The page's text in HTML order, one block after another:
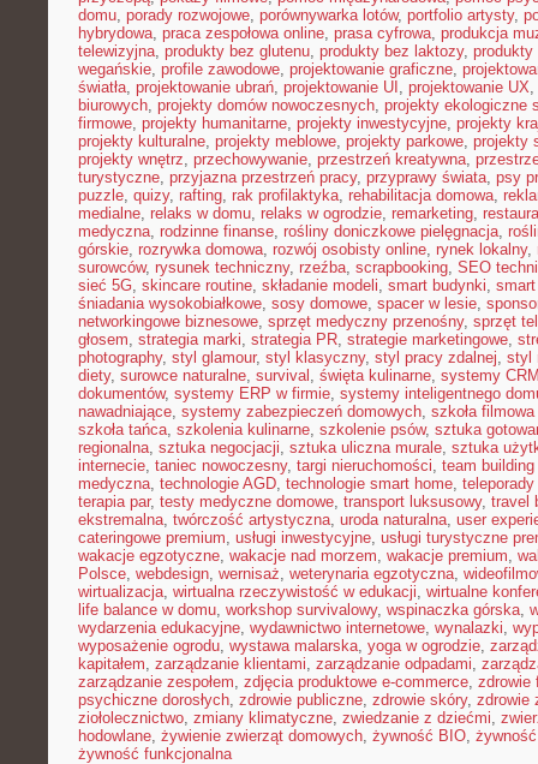
domu, porady rozwojowe, porównywarka lotów, portfolio artysty,
hybrydowa, praca zespołowa online, prasa cyfrowa, produkcja
telewizyjna, produkty bez glutenu, produkty bez laktozy, produkty
wegańskie, profile zawodowe, projektowanie graficzne,
światła, projektowanie ubrań, projektowanie UI , projektowanie UX,
biurowych, projekty domów nowoczesnych, projekty ekologiczne
firmowe, projekty humanitarne, projekty inwestycyjne, projekty
projekty kulturalne, projekty meblowe, projekty parkowe, projekty
projekty wnętrz, przechowywanie, przestrzeń kreatywna,
turystyczne, przyjazna przestrzeń pracy, przyprawy świata, psy
puzzle, quizy, rafting, rak profilaktyka, rehabilitacja domowa,
medialne, relaks w domu, relaks w ogrodzie, remarketing,
medyczna, rodzinne finanse, rośliny doniczkowe pielęgnacja,
górskie, rozrywka domowa, rozwój osobisty online, rynek lokalny,
surowców, rysunek techniczny, rzeźba, scrapbooking, SEO
sieć 5G, skincare routine, składanie modeli, smart budynki,
śniadania wysokobiałkowe, sosy domowe, spacer w lesie,
networkingowe biznesowe, sprzęt medyczny przenośny, sprzęt
głosem, strategia marki, strategia PR, strategie marketingowe,
photography, styl glamour, styl klasyczny, styl pracy zdalnej, styl
diety, surowce naturalne, survival , święta kulinarne, systemy
dokumentów, systemy ERP w firmie, systemy inteligentnego
nawadniające, systemy zabezpieczeń domowych, szkoła
szkoła tańca, szkolenia kulinarne, szkolenie psów, sztuka
regionalna, sztuka negocjacji, sztuka uliczna murale, sztuka
internecie, taniec nowoczesny, targi nieruchomości, team
medyczna, technologie AGD, technologie smart home,
terapia par, testy medyczne domowe, transport luksusowy, travel
ekstremalna, twórczość artystyczna, uroda naturalna, user
cateringowe premium, usługi inwestycyjne, usługi turystyczne
wakacje egzotyczne, wakacje nad morzem, wakacje premium,
Polsce, webdesign, wernisaż, weterynaria egzotyczna,
wirtualizacja, wirtualna rzeczywistość w edukacji, wirtualne
life balance w domu, workshop survivalowy, wspinaczka górska,
wydarzenia edukacyjne, wydawnictwo internetowe, wynalazki,
wyposażenie ogrodu, wystawa malarska, yoga w ogrodzie,
kapitałem, zarządzanie klientami, zarządzanie odpadami,
zarządzanie zespołem, zdjęcia produktowe e-commerce, zdrowie
psychiczne dorosłych, zdrowie publiczne, zdrowie skóry, zdrowie
ziołolecznictwo, zmiany klimatyczne, zwiedzanie z dziećmi,
hodowlane, żywienie zwierząt domowych, żywność BIO,
żywność funkcjonalna